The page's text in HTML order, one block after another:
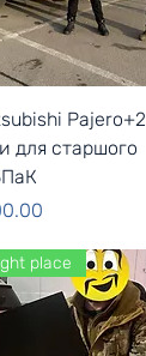
Quick ViewPajero+2
для старшого
place